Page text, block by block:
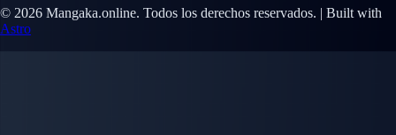
© 2026 Mangaka.online. Todos los derechos reservados. | Built with
Astro